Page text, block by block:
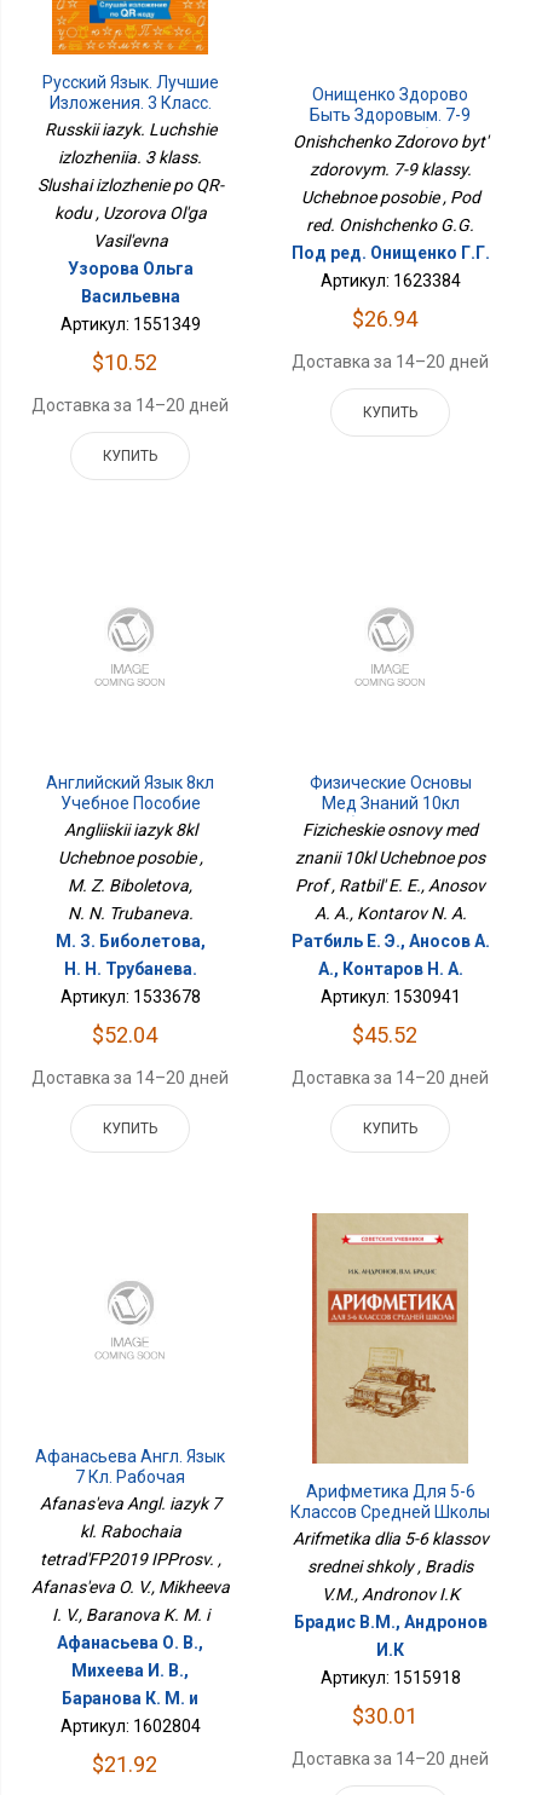
Русский Язык. Лучшие
Изложения. 3 Класс.
Слушай Изложение По
QR-Коду
Russkii iazyk. Luchshie
izlozheniia. 3 klass.
Slushai izlozhenie po QR-
kodu , Uzorova Ol'ga
Vasil'evna
Узорова Ольга
Васильевна
Артикул: 1551349
$10.52
Доставка за 14–20 дней
КУПИТЬ
Онищенко Здорово
Быть Здоровым. 7-9
Классы. Учебное
Onishchenko Zdorovo byt'
zdorovym. 7-9 klassy.
Uchebnoe posobie , Pod
red. Onishchenko G.G.
Под ред. Онищенко Г.Г.
Артикул: 1623384
$26.94
Доставка за 14–20 дней
КУПИТЬ
Английский Язык 8кл
Учебное Пособие
Angliiskii iazyk 8kl
Uchebnoe posobie ,
M. Z. Biboletova,
N. N. Trubaneva.
М. З. Биболетова,
Н. Н. Трубанева.
Артикул: 1533678
$52.04
Доставка за 14–20 дней
КУПИТЬ
Физические Основы
Мед Знаний 10кл
Учебное Пос Проф
Fizicheskie osnovy med
znanii 10kl Uchebnoe pos
Prof , Ratbil' E. E., Anosov
A. A., Kontarov N. A.
Ратбиль Е. Э., Аносов А.
А., Контаров Н. А.
Артикул: 1530941
$45.52
Доставка за 14–20 дней
КУПИТЬ
Афанасьева Англ. Язык
7 Кл. Рабочая
ТетрадьФП2019
ИППросв.
Afanas'eva Angl. iazyk 7
kl. Rabochaia
tetrad'FP2019 IPProsv. ,
Afanas'eva O. V., Mikheeva
I. V., Baranova K. M. i
Афанасьева О. В.,
Михеева И. В.,
Баранова К. М. и
Артикул: 1602804
$21.92
Арифметика Для 5-6
Классов Средней Школы
Arifmetika dlia 5-6 klassov
srednei shkoly , Bradis
V.M., Andronov I.K
Брадис В.М., Андронов
И.К
Артикул: 1515918
$30.01
Доставка за 14–20 дней